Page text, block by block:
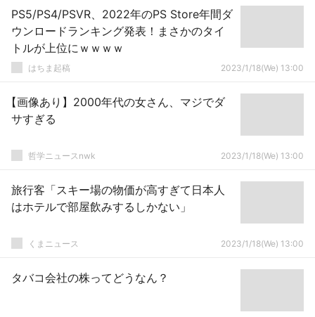
PS5/PS4/PSVR、2022年のPS Store年間ダ
ウンロードランキング発表！まさかのタイ
トルが上位にｗｗｗｗ
はちま起稿 2023/1/18(We) 13:00
【画像あり】2000年代の女さん、マジでダ
サすぎる
哲学ニュースnwk 2023/1/18(We) 13:00
旅行客「スキー場の物価が高すぎて日本人
はホテルで部屋飲みするしかない」
くまニュース 2023/1/18(We) 13:00
タバコ会社の株ってどうなん？